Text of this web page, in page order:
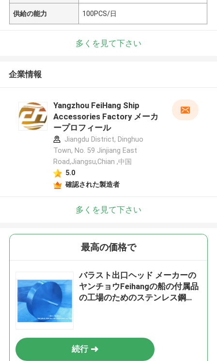
供給の能力 100PCS/日
多くを見て下さい
企業情報
Yangzhou FeiHang Ship
Accessories Factory メーカ
ープロフィール
Jiangdu District, Dinghuo
Town, No. 59 Jinjiang East
Road,Jiangsu,Chian ,中国
5.0
確認された製造者
多くを見て下さい
最高の価格で
バラスト出口ヘッド メーカーの
ヤンチョウFeihangの船の付属品
の工場のためのステンレス鋼
続行